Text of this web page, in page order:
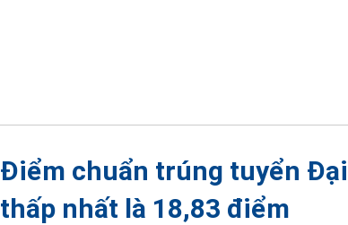
Điểm chuẩn trúng tuyển
thấp nhất là 18,83 điểm